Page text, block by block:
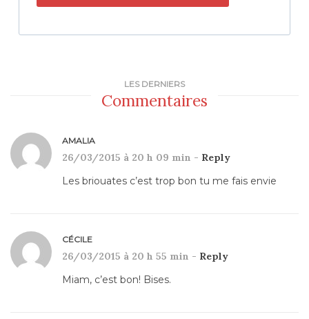
LES DERNIERS
Commentaires
AMALIA
26/03/2015 à 20 h 09 min - Reply
Les briouates c’est trop bon tu me fais envie
CÉCILE
26/03/2015 à 20 h 55 min - Reply
Miam, c’est bon! Bises.